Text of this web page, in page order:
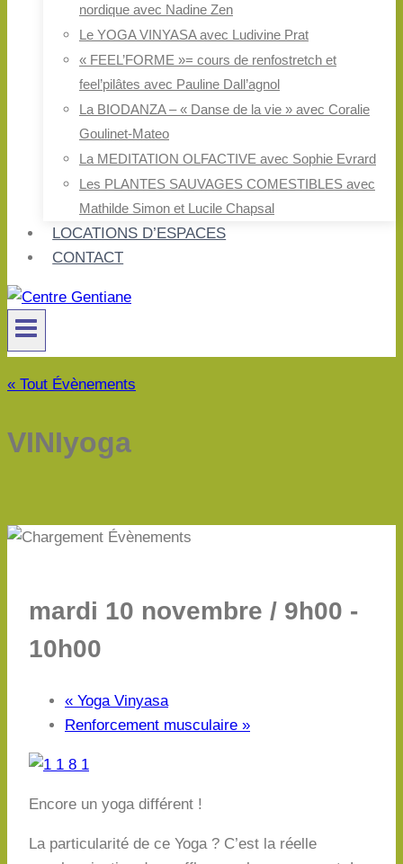
nordique avec Nadine Zen
Le YOGA VINYASA avec Ludivine Prat
« FEEL’FORME »= cours de renfostretch et
feel’pilâtes avec Pauline Dall’agnol
La BIODANZA – « Danse de la vie » avec Coralie
Goulinet-Mateo
La MEDITATION OLFACTIVE avec Sophie Evrard
Les PLANTES SAUVAGES COMESTIBLES avec
Mathilde Simon et Lucile Chapsal
LOCATIONS D’ESPACES
CONTACT
« Tout Évènements
VINIyoga
mardi 10 novembre / 9h00 -
10h00
« Yoga Vinyasa
Renforcement musculaire »
Encore un yoga différent !
La particularité de ce Yoga ? C’est la réelle